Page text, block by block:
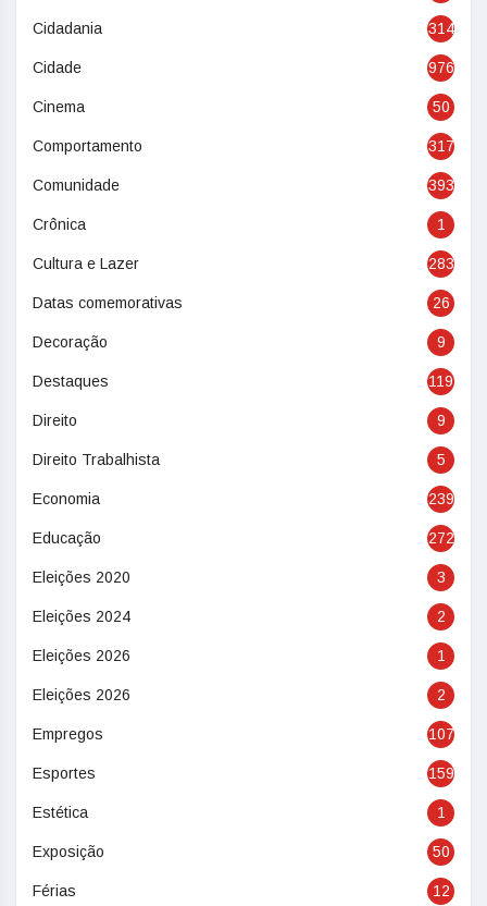
Cidadania 314
Cidade 976
Cinema 50
Comportamento 317
Comunidade 393
Crônica 1
Cultura e Lazer 283
Datas comemorativas 26
Decoração 9
Destaques 119
Direito 9
Direito Trabalhista 5
Economia 239
Educação 272
Eleições 2020 3
Eleições 2024 2
Eleições 2026 1
Eleições 2026 2
Empregos 107
Esportes 159
Estética 1
Exposição 50
Férias 12